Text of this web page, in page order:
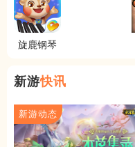
旋鹿钢琴
新游快讯
新游动态